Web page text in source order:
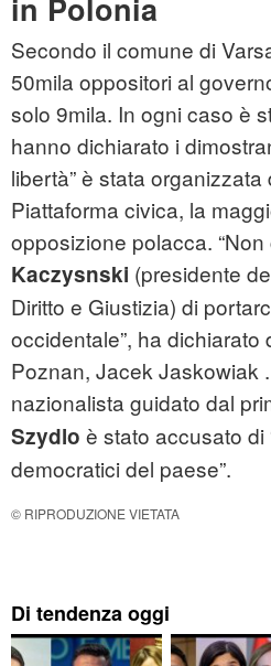
in Polonia
Secondo il comune di
50mila oppositori al
solo 9mila. In ogni caso è
hanno dichiarato i
libertà” è stata
Piattaforma civica, la
opposizione polacca.
Kaczysnski (presidente
Diritto e Giustizia) di
occidentale”, ha
Poznan, Jacek Jaskowiak
nazionalista guidato dal
Szydlo è stato accusato di
democratici del paese”.
© RIPRODUZIONE VIETATA
Di tendenza oggi